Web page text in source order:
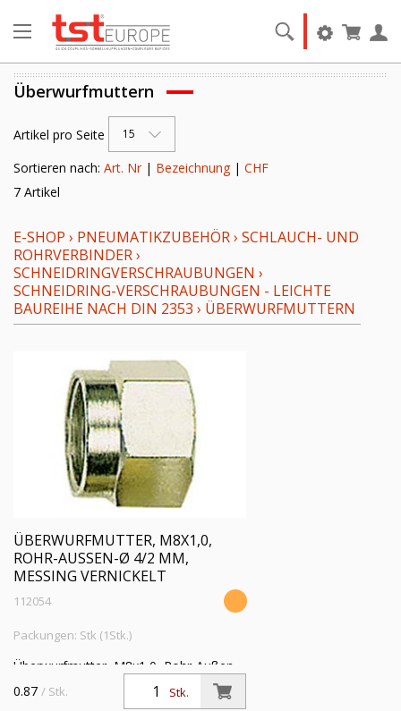
Überwurfmuttern
Artikel pro Seite 15
Sortieren nach: Art. Nr| Bezeichnung| CHF
7 Artikel
E-SHOP › PNEUMATIKZUBEHÖR› SCHLAUCH- UND
ROHRVERBINDER›
SCHNEIDRINGVERSCHRAUBUNGEN ›
SCHNEIDRING-VERSCHRAUBUNGEN - LEICHTE
BAUREIHE NACH DIN 2353 › ÜBERWURFMUTTERN
ÜBERWURFMUTTER, M8X1,0,
ROHR-AUSSEN-Ø 4/2 MM, M
ESSING VERNICKELT
112054
Packungen: Stk (1Stk.)
Überwurfmutter, M8x1,0, Rohr-Außen-
Ø 4/2 mm, Betriebsdruck max. 60 bar,
Temperatur max 150 °C, Messing
Stk.
0.87 / Stk.